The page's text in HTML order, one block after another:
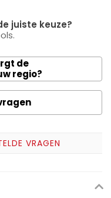
juiste keuze?
de
regio?
VRAGEN